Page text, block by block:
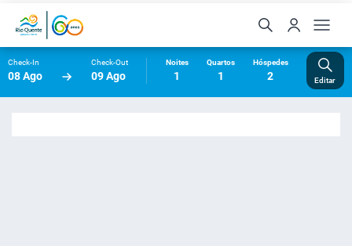
Check-In
08 Ago
Check-Out
09 Ago
Noites
1
Quartos
1
Hóspedes
2 Editar